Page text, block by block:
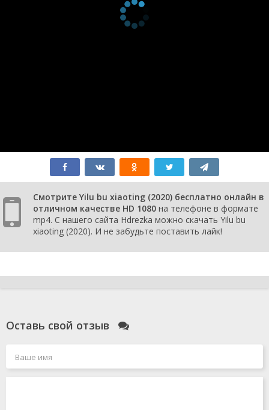
Смотрите Yilu bu xiaoting (2020) бесплатно онлайн в
отличном качестве HD 1080 на телефоне в формате
mp4. С нашего сайта Hdrezka можно скачать Yilu bu
xiaoting (2020). И не забудьте поставить лайк!
Оставь свой отзыв